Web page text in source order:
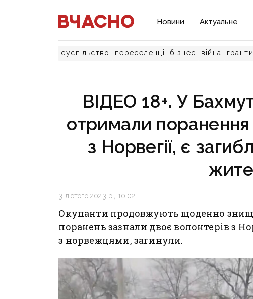
Новини Актуальне
суспільство переселенці бізнес війна гранти
ВІДЕО 18+. У
отримали
з Норвегії, є
3 лютого 2023 р., 10:02
Окупанти продовжують щоденно
поранень зазнали двоє волонтерів з
з норвежцями, загинули.